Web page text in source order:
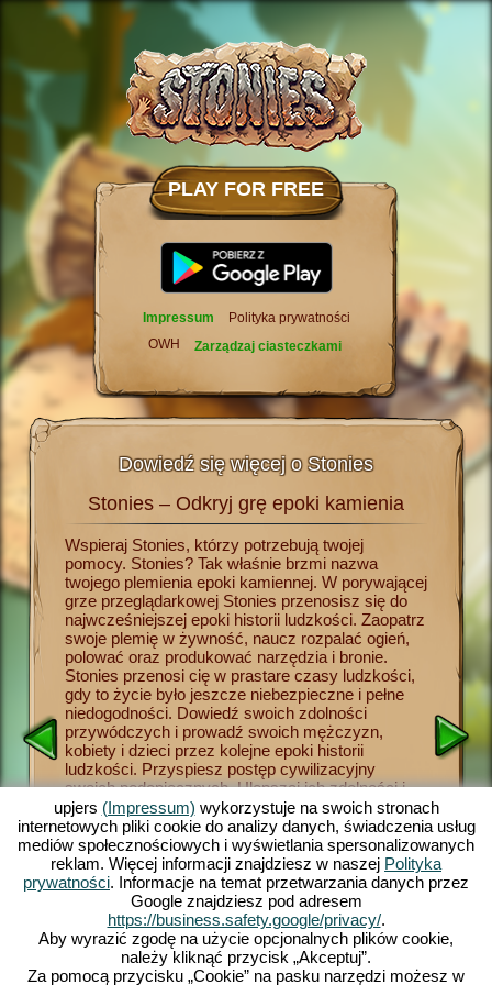
PLAY FOR FREE
Impressum
Polityka prywatności
OWH
Zarządzaj ciasteczkami
Dowiedź się więcej o Stonies
do
w
Wyślij
Stonies – Odkryj grę epoki kamienia
Wspieraj Stonies, którzy potrzebują twojej
pomocy. Stonies? Tak właśnie brzmi nazwa
twojego plemienia epoki kamiennej. W porywającej
grze przeglądarkowej Stonies przenosisz się do
najwcześniejszej epoki historii ludzkości. Zaopatrz
swoje plemię w żywność, naucz rozpalać ogień,
polować oraz produkować narzędzia i bronie.
Stonies przenosi cię w prastare czasy ludzkości,
gdy to życie było jeszcze niebezpieczne i pełne
niedogodności. Dowiedź swoich zdolności
przywódczych i prowadź swoich mężczyzn,
kobiety i dzieci przez kolejne epoki historii
ludzkości. Przyspiesz postęp cywilizacyjny
swoich podopiecznych. Ulepszaj ich zdolności i
dowiedź swojej przywódczej charyzmy. Zabawna
symulacja epoki kamienia oferuje bogate
możliwości kształtowania własnej osady i
plemienia, nadzwyczajne grafiki 3D w stylu
komiksowym oraz pasjonujące zadania i misje,
które możesz wykonywać z pomocą swojego
plemienia. Graj już teraz z nami!
Od
w
play,
uroczej
upjers (Impressum) wykorzystuje na swoich stronach
internetowych pliki cookie do analizy danych, świadczenia usług
mediów społecznościowych i wyświetlania spersonalizowanych
reklam. Więcej informacji znajdziesz w naszej Polityka
prywatności. Informacje na temat przetwarzania danych przez
Google znajdziesz pod adresem
https://business.safety.google/privacy/.
Aby wyrazić zgodę na użycie opcjonalnych plików cookie,
należy kliknąć przycisk „Akceptuj”.
Za pomocą przycisku „Cookie” na pasku narzędzi możesz w